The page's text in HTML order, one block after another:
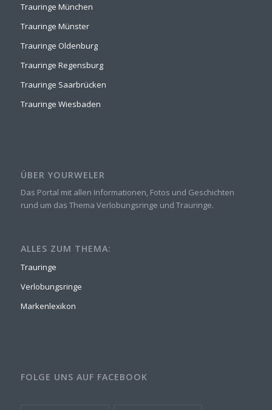
Trauringe München
Trauringe Münster
Trauringe Oldenburg
Trauringe Regensburg
Trauringe Saarbrücken
Trauringe Wiesbaden
ÜBER YOURWELER
Das Portal mit allen Informationen, Fotos und Geschichten
rund um das Thema Verlobungsringe und Trauringe.
ALLES ZUM THEMA:
Trauringe
Verlobungsringe
Markenlexikon
FOLGE UNS AUF FACEBOOK